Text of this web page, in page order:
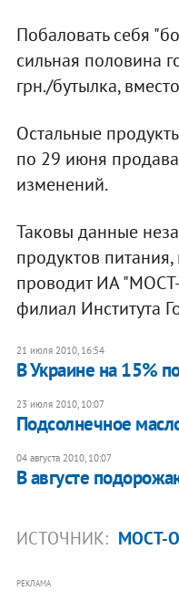
Побаловать себя
сильная половина
грн./бутылка,
Остальные
по 29 июня
изменений.
Таковы данные
продуктов
проводит ИА
филиал Института
21 июля 2010, 16:54
В Украине на 15%
23 июля 2010, 10:07
Подсолнечное
04 августа 2010, 10:07
В августе
ИСТОЧНИК: МОСТ-
РЕКЛАМА